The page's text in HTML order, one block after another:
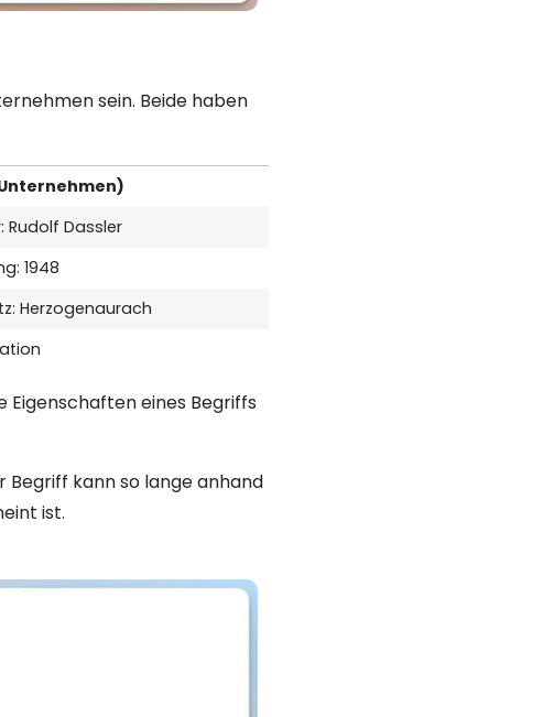
sein. Beide haben
Rudolf Dassler
1948
Herzogenaurach
Eigenschaften eines Begriffs
Begriff kann so lange anhand
ist.